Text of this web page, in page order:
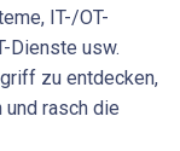
IT-/OT-
Dienste usw.
zu entdecken,
rasch die